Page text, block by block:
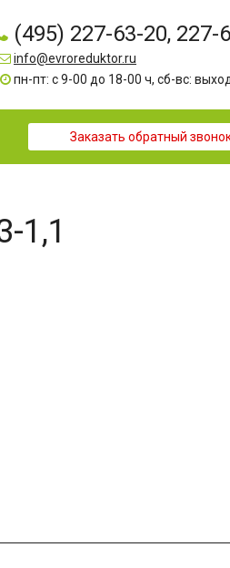
(495) 227-63-20, 227-
info@evroreduktor.ru
пн-пт: с 9-00 до 18-00 ч, сб-вс:
Заказать обратный
1,1